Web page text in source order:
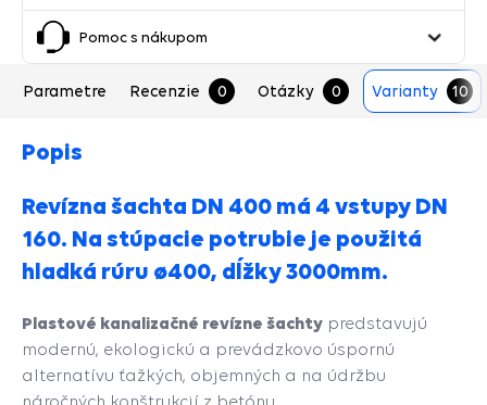
Pomoc s nákupom
Parametre Recenzie 0 Otázky 0 Varianty 10
Popis
Revízna šachta DN 400 má 4 vstupy DN
160. Na stúpacie potrubie je použitá
hladká rúru ø400, dĺžky 3000mm.
Plastové kanalizačné revízne šachty predstavujú
modernú, ekologickú a prevádzkovo úspornú
alternatívu ťažkých, objemných a na údržbu
náročných konštrukcií z betónu.